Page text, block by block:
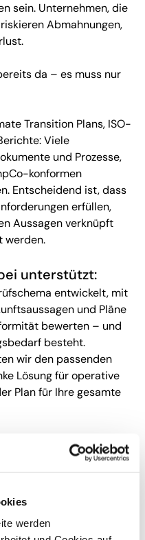
werden
sein. Unternehmen, die
Abmahnungen,
da – es muss nur
Transition Plans, ISO-
Viele
und Prozesse,
-konformen
Entscheidend ist, dass
erfüllen,
Aussagen verknüpft
werden.
unterstützt:
entwickelt, mit
und Pläne
bewerten – und
besteht.
wir den passenden
Lösung für operative
Plan für Ihre gesamte
und keine
Wir finden die für Sie
So entsteht
ein integrierter,